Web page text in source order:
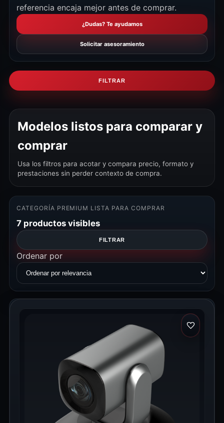
referencia encaja mejor antes de comprar.
¿Dudas? Te ayudamos
Solicitar asesoramiento
FILTRAR
Modelos listos para comparar y
comprar
Usa los filtros para acotar y compara precio, formato y
prestaciones sin perder contexto de compra.
CATEGORÍA PREMIUM LISTA PARA COMPRAR
7 productos visibles
FILTRAR
Ordenar por